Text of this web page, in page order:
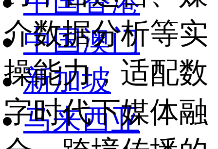
中国澳门
新加坡
马来西亚
介数据分析等实
操能力，适配数
字时代下媒体融